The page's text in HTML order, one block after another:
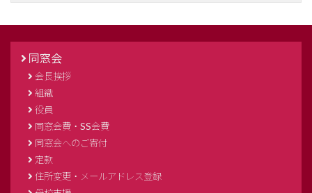
同窓会
会長挨拶
組織
役員
同窓会費・SS会費
同窓会へのご寄付
定款
住所変更・メールアドレス登録